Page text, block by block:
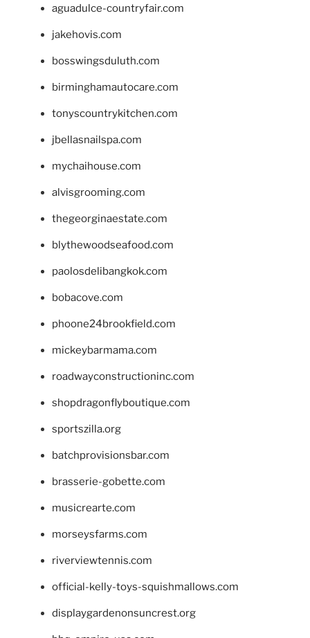
aguadulce-countryfair.com
jakehovis.com
bosswingsduluth.com
birminghamautocare.com
tonyscountrykitchen.com
jbellasnailspa.com
mychaihouse.com
alvisgrooming.com
thegeorginaestate.com
blythewoodseafood.com
paolosdelibangkok.com
bobacove.com
phoone24brookfield.com
mickeybarmama.com
roadwayconstructioninc.com
shopdragonflyboutique.com
sportszilla.org
batchprovisionsbar.com
brasserie-gobette.com
musicrearte.com
morseysfarms.com
riverviewtennis.com
official-kelly-toys-squishmallows.com
displaygardenonsuncrest.org